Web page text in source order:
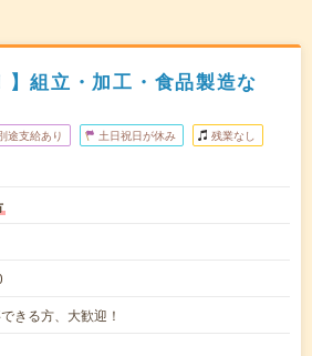
】組立・加工・食品製造な
途支給あり 土日祝日が休み 残業なし
きる方、大歓迎！